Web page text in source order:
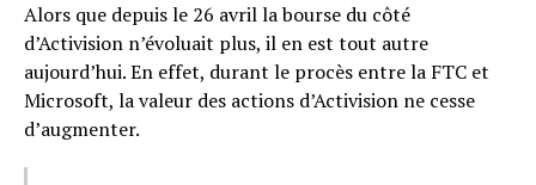
Alors que depuis le 26 avril la bourse du côté
d’Activision n’évoluait plus, il en est tout autre
aujourd’hui. En effet, durant le procès entre la FTC et
Microsoft, la valeur des actions d’Activision ne cesse
d’augmenter.